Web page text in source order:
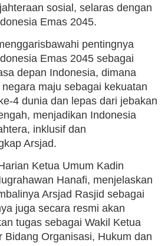
sosial, selaras dengan
Emas 2045.
pentingnya
Emas 2045 sebagai
depan Indonesia, dimana
maju sebagai kekuatan
4 dunia dan lepas dari jebakan
menjadikan Indonesia
inklusif dan
Arsjad.
Ketua Umum Kadin
Hanafi, menjelaskan
Arsjad Rasjid sebagai
juga secara resmi akan
tugas sebagai Wakil Ketua
Bidang Organisasi, Hukum dan